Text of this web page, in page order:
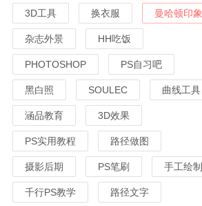
3D工具 换衣服 曼哈顿印象
杂志外景 HH吃饭
PHOTOSHOP PS自习吧
黑白照 SOULEC 曲线工具
涵品教育 3D效果
PS实用教程 路径做图
摄影后期 PS笔刷 手工绘制
千行PS教学 路径文字